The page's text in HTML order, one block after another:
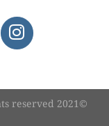
©2021 ExtendedNows® - All rights reserved | طراحی توسط